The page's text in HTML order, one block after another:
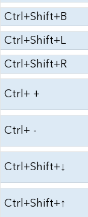
Ctrl+Shift+B
Ctrl+Shift+L
Ctrl+Shift+R
Ctrl+ +
Ctrl+ -
Ctrl+Shift+↓
Ctrl+Shift+↑